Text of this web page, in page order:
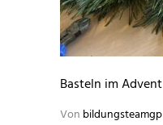
Basteln im Advent
Von bildungsteamgp